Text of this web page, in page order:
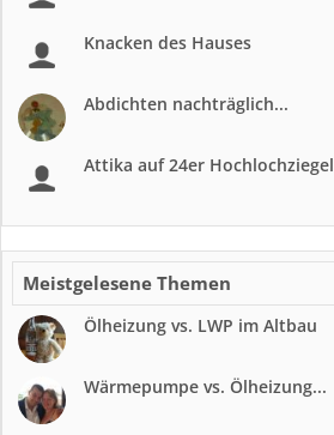
Knacken des Hauses
Abdichten nachträglich...
Attika auf 24er Hochlochziegel
Meistgelesene Themen
Ölheizung vs. LWP im Altbau
Wärmepumpe vs. Ölheizung...